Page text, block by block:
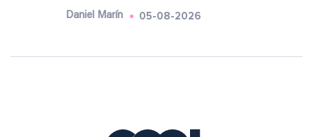
Daniel Marín 05-08-2026